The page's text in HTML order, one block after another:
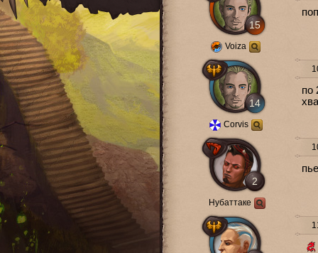
15
Voiza
14
Corvis
по
2
Нубаттаке